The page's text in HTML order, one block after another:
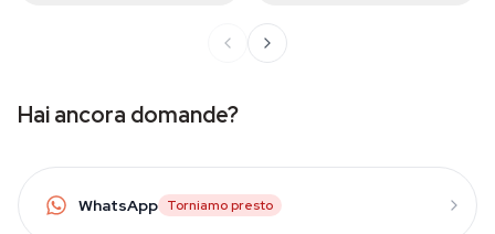
Hai ancora domande?
WhatsApp Torniamo presto